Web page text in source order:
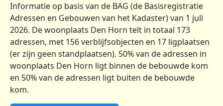
Informatie op basis van de BAG (de Basisregistratie
Adressen en Gebouwen van het Kadaster) van 1 juli
2026. De woonplaats Den Horn telt in totaal 173
adressen, met 156 verblijfsobjecten en 17 ligplaatsen
(er zijn geen standplaatsen). 50% van de adressen in
woonplaats Den Horn ligt binnen de bebouwde kom
en 50% van de adressen ligt buiten de bebouwde
kom.